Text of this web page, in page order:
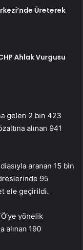
Üreterek
Ahlak Vurgusu
gelen 2 bin 423
alınan 941
aranan 15 bin
95
ele geçirildi.
yönelik
alınan 190